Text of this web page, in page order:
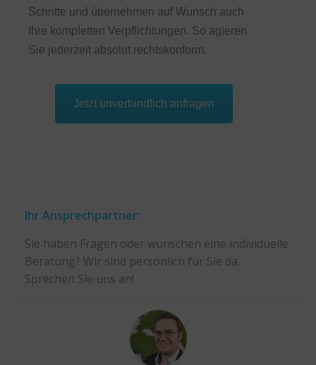
Schritte und übernehmen auf Wunsch auch
Ihre kompletten Verpflichtungen. So agieren
Sie jederzeit absolut rechtskonform.
Jetzt unverbindlich anfragen
Ihr Ansprechpartner:
Sie haben Fragen oder wünschen eine individuelle
Beratung? Wir sind persönlich für Sie da.
Sprechen Sie uns an!